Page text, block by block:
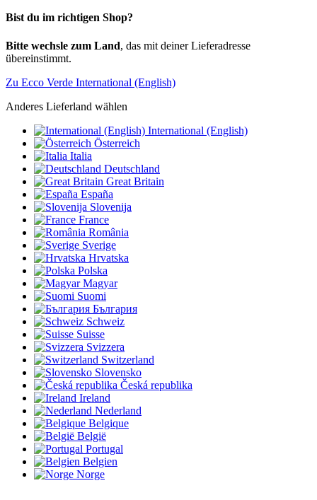
Bist du im richtigen Shop?
Bitte wechsle zum Land, das mit deiner Lieferadresse
übereinstimmt.
Zu Ecco Verde International (English)
Anderes Lieferland wählen
International (English)
Österreich
Italia
Deutschland
Great Britain
España
Slovenija
France
România
Sverige
Hrvatska
Polska
Magyar
Suomi
България
Schweiz
Suisse
Svizzera
Switzerland
Slovensko
Česká republika
Ireland
Nederland
Belgique
België
Portugal
Belgien
Norge